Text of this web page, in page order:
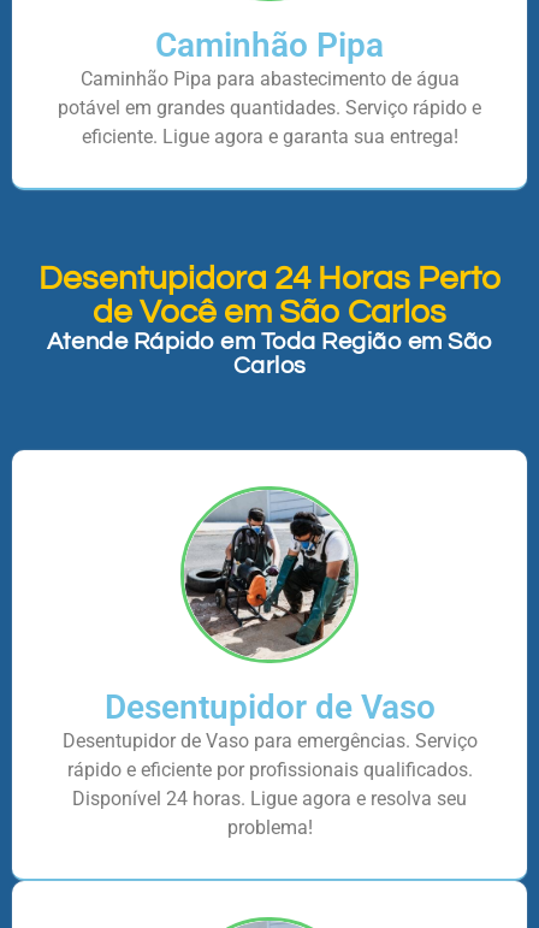
Caminhão Pipa
Caminhão Pipa para abastecimento de água
potável em grandes quantidades. Serviço rápido e
eficiente. Ligue agora e garanta sua entrega!
Desentupidora 24 Horas Perto
de Você em São Carlos
Atende Rápido em Toda Região em São
Carlos
Desentupidor de Vaso
Desentupidor de Vaso para emergências. Serviço
rápido e eficiente por profissionais qualificados.
Disponível 24 horas. Ligue agora e resolva seu
problema!